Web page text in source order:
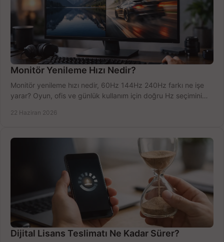
Monitör Yenileme Hızı Nedir?
Monitör yenileme hızı nedir, 60Hz 144Hz 240Hz farkı ne işe
yarar? Oyun, ofis ve günlük kullanım için doğru Hz seçimini
22 Haziran 2026
Dijital Lisans Teslimatı Ne Kadar Sürer?